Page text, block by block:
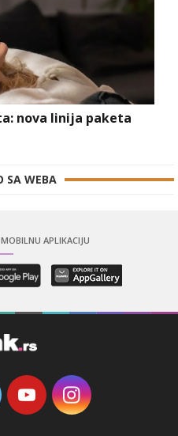
nova linija paketa
SA WEBA
APLIKACIJU